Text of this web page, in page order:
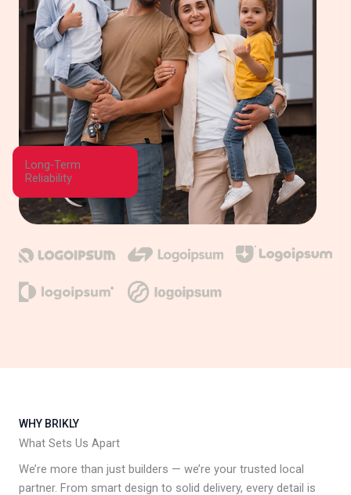
Long-Term
Reliability
WHY BRIKLY
What Sets Us Apart
We’re more than just builders — we’re your trusted local
partner. From smart design to solid delivery, every detail is